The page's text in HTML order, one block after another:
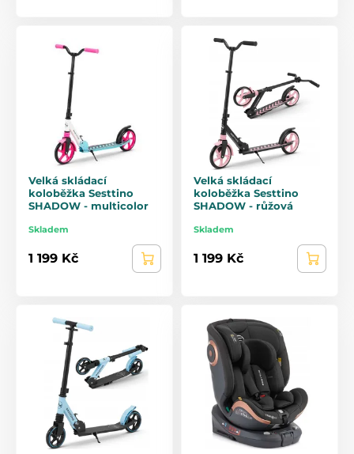
Velká skládací
koloběžka Sesttino
SHADOW - multicolor
Skladem
1 199 Kč
Velká skládací
koloběžka Sesttino
SHADOW - růžová
Skladem
1 199 Kč